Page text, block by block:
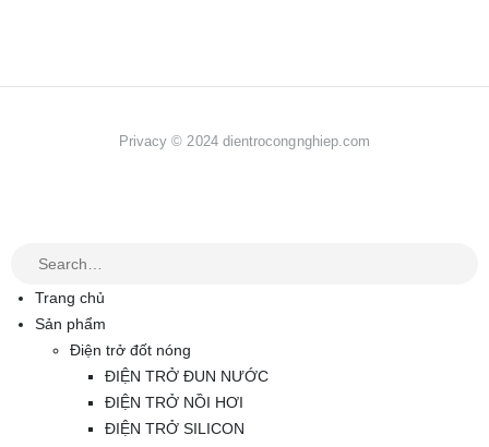
Privacy © 2024 dientrocongnghiep.com
Trang chủ
Sản phẩm
Điện trở đốt nóng
ĐIỆN TRỞ ĐUN NƯỚC
ĐIỆN TRỞ NỒI HƠI
ĐIỆN TRỞ SILICON